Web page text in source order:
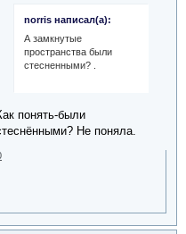
norris написал(а):
А замкнутые
пространства были
стесненными? .
понять-были
Не поняла.